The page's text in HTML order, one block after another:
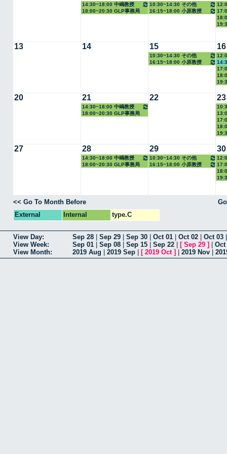
14:30~18:00 中嶋教授
18:00~20:30 GLP事務局
10:30~14:30 その他
16:15~18:00 小原教授
13 14 15
10:30~14:30 その他
16:15~18:00 小原教授
16
20 21
14:30~18:00 中嶋教授
18:00~20:30 GLP事務局
22 23
室
27 28
14:30~18:00 中嶋教授
18:00~20:30 GLP事務局
29
10:30~14:30 その他
16:15~18:00 小原教授
30
<< Go To Month Before
External
Internal type.C
View Day: Sep 28 Sep 29 Sep 30 Oct 01 Oct 02 Oct 03
View Week:
Sep 01 Sep 08 Sep 15 Sep 22 [ Sep 29 ]
Oct
View Month:
2019 Aug 2019 Sep [ 2019 Oct ] 2019 Nov